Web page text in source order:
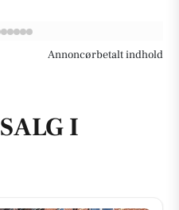
Annoncørbetalt indhold
I